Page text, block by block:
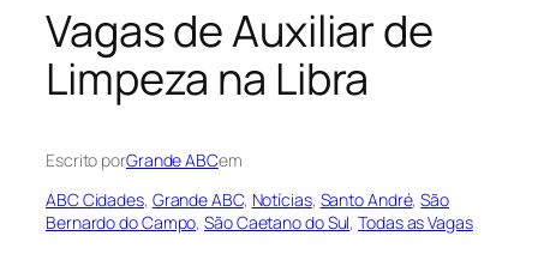
Vagas de Auxiliar de
Limpeza na Libra
Escrito porGrande ABCem
ABC Cidades, Grande ABC, Notícias, Santo André, São
Bernardo do Campo, São Caetano do Sul, Todas as Vagas